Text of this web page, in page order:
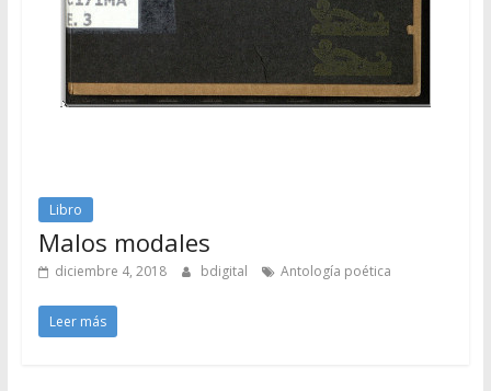
Libro
Malos modales
diciembre 4, 2018 bdigital Antología poética
Leer más